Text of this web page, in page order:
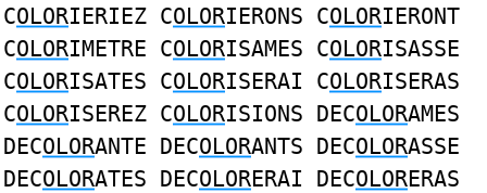
COLORIERIEZ COLORIERONS COLORIERONT
COLORIMETRE COLORISAMES COLORISASSE
COLORISATES COLORISERAI COLORISERAS
COLORISEREZ COLORISIONS DECOLORAMES
DECOLORANTE DECOLORANTS DECOLORASSE
DECOLORATES DECOLORERAI DECOLORERAS